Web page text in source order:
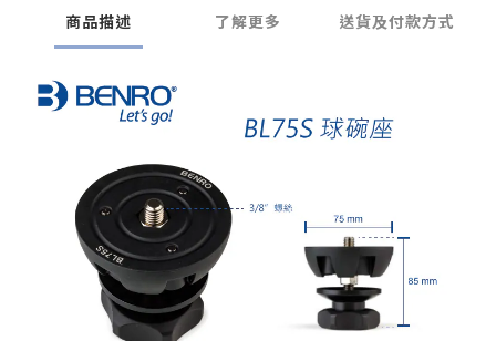
商品描述 了解更多 送貨及付款方式